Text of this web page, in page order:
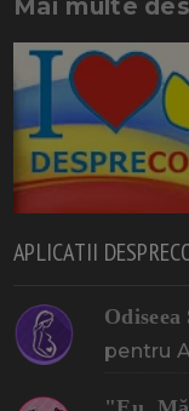
APLICATII
pentru